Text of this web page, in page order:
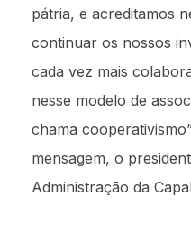
pátria, e acreditamos
continuar os nossos
cada vez mais
nesse modelo de
chama
mensagem, o
Administração da